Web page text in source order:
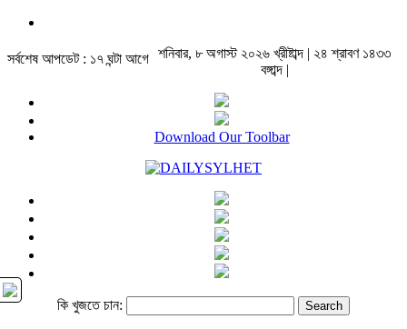
সর্বশেষ আপডেট : ১৭ ঘন্টা আগে শনিবার, ৮ অগাস্ট ২০২৬ খ্রীষ্টাব্দ | ২৪ শ্রাবণ ১৪৩৩
বঙ্গাব্দ |
Download Our Toolbar
কি খুজতে চান: